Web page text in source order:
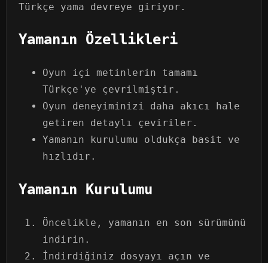
Türkçe yama devreye giriyor.
Yamanın Özellikleri
Oyun içi metinlerin tamamı
Türkçe'ye çevrilmiştir.
Oyun deneyiminizi daha akıcı hale
getiren detaylı çeviriler.
Yamanın kurulumu oldukça basit ve
hızlıdır.
Yamanın Kurulumu
Öncelikle, yamanın en son sürümünü
indirin.
İndirdiğiniz dosyayı açın ve